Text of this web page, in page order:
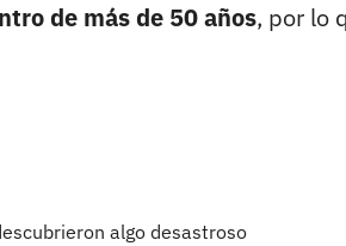
de más de 50 años, por lo
algo desastroso